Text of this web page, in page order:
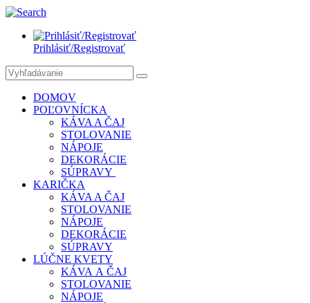
Prihlásiť/Registrovať
DOMOV
POĽOVNÍCKA
KÁVA A ČAJ
STOLOVANIE
NÁPOJE
DEKORÁCIE
SÚPRAVY
KARIČKA
KÁVA A ČAJ
STOLOVANIE
NÁPOJE
DEKORÁCIE
SÚPRAVY
LÚČNE KVETY
KÁVA A ČAJ
STOLOVANIE
NÁPOJE